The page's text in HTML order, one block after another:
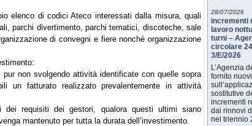
elenco di codici Ateco interessati dalla misura, quali
parchi divertimento, parchi tematici, discoteche, sale
di convegni e fiere nonché organizzazione
non svolgendo attività identificate con quelle sopra
un fatturato realizzato prevalentemente in attività
dei requisiti dei gestori, qualora questi ultimi siano
mantenuto per tutta la durata dell’investimento.
28/07/2026
incrementi
lavoro
turni –
circolare
3/E/2026
L’Agenzia
fornito
sostitutive
incrementi
dai rinnovi
nel triennio